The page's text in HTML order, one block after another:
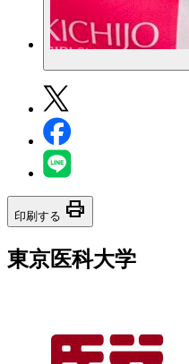
印刷する print
東京医科大学